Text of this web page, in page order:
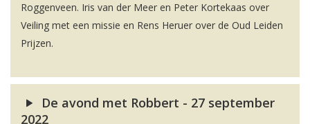
Roggenveen. Iris van der Meer en Peter Kortekaas over
Veiling met een missie en Rens Heruer over de Oud Leiden
Prijzen.
De avond met Robbert - 27 september
2022